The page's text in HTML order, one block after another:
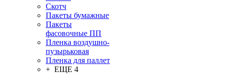
Скотч
Пакеты бумажные
Пакеты
фасовочные ПП
Пленка воздушно-
пузырьковая
Пленка для паллет
+ ЕЩЕ 4